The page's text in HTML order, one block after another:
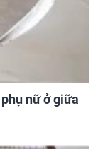
nữ ở giữa